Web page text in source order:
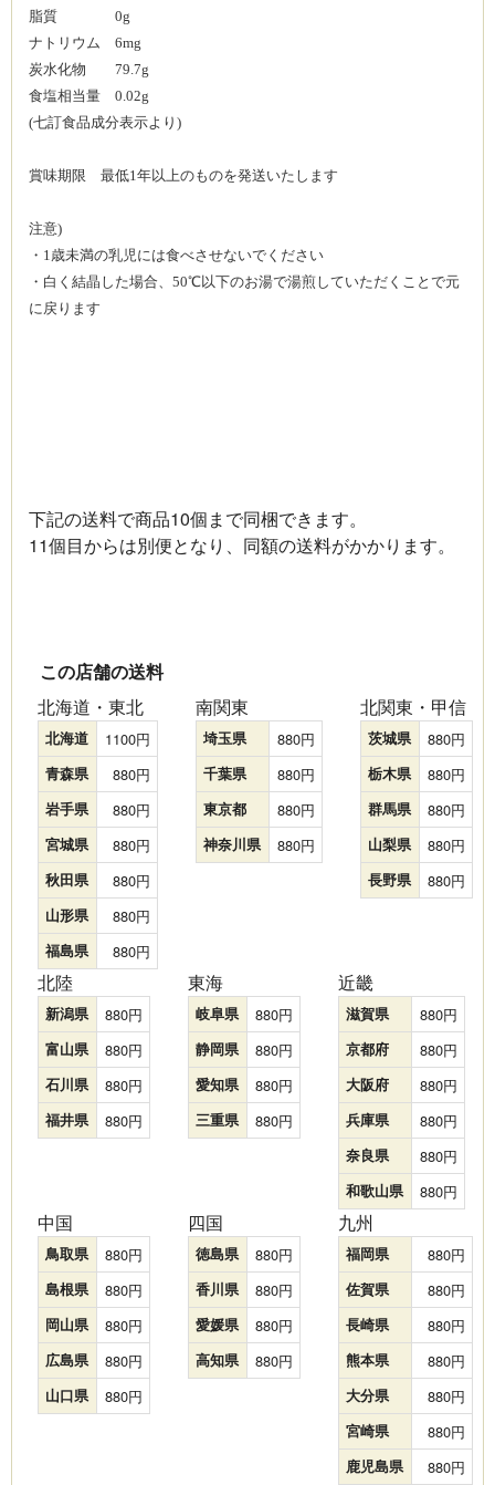
脂質 0g
ナトリウム 6mg
炭水化物 79.7g
食塩相当量 0.02g
(七訂食品成分表示より)
賞味期限 最低1年以上のものを発送いたします
注意)
・1歳未満の乳児には食べさせないでください
・白く結晶した場合、50℃以下のお湯で湯煎していただくことで元
に戻ります
下記の送料で商品10個まで同梱できます。
11個目からは別便となり、同額の送料がかかります。
この店舗の送料
北海道・東北
北海道 1100
青森県 880
岩手県 880
宮城県 880
秋田県 880
山形県 880
福島県 880
南関東
埼玉県 880
千葉県 880
東京都 880
神奈川県 880
北関東・甲信
茨城県 880
栃木県 880
群馬県 880
山梨県 880
長野県 880
北陸
新潟県 880
富山県 880
石川県 880
福井県 880
東海
岐阜県 880
静岡県 880
愛知県 880
三重県 880
近畿
滋賀県 880
京都府 880
大阪府 880
兵庫県 880
奈良県 880
和歌山県 880
中国
鳥取県 880
島根県 880
岡山県 880
広島県 880
山口県 880
四国
徳島県 880
香川県 880
愛媛県 880
高知県 880
九州
福岡県 880
佐賀県 880
長崎県 880
熊本県 880
大分県 880
宮崎県 880
鹿児島県 880